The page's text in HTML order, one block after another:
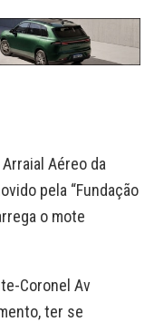
Aéreo da
pela “Fundação
o mote
Coronel Av
ter se